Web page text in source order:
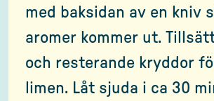
med baksidan av en kniv
aromer kommer ut.
och resterande kryddor
limen. Låt sjuda i ca 30